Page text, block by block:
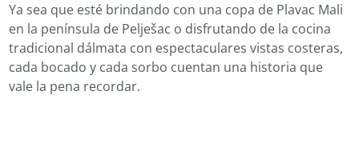
Ya sea que esté brindando con una copa de Plavac Mali
en la península de Pelješac o disfrutando de la cocina
tradicional dálmata con espectaculares vistas costeras,
cada bocado y cada sorbo cuentan una historia que
vale la pena recordar.